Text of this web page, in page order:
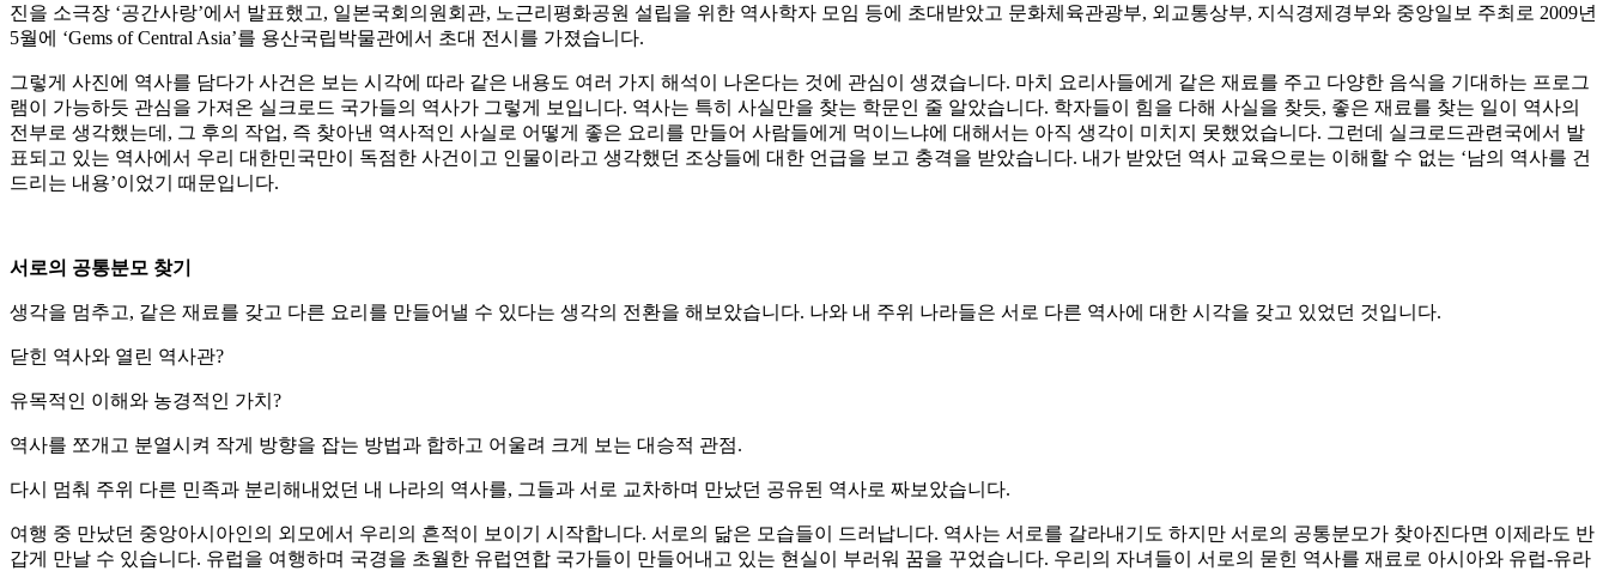
진을 소극장 ‘공간사랑’에서 발표했고, 일본국회의원회관, 노근리평화공원 설립을 위한 역사학자 모임 등에 초대받았고 문화체육관광부, 외교통상부, 지식경제경부와 중앙일보 주최로 2009년
5월에 ‘Gems of Central Asia’를 용산국립박물관에서 초대 전시를 가졌습니다.
그렇게 사진에 역사를 담다가 사건은 보는 시각에 따라 같은 내용도 여러 가지 해석이 나온다는 것에 관심이 생겼습니다. 마치 요리사들에게 같은 재료를 주고 다양한 음식을 기대하는 프로그
램이 가능하듯 관심을 가져온 실크로드 국가들의 역사가 그렇게 보입니다. 역사는 특히 사실만을 찾는 학문인 줄 알았습니다. 학자들이 힘을 다해 사실을 찾듯, 좋은 재료를 찾는 일이 역사의
전부로 생각했는데, 그 후의 작업, 즉 찾아낸 역사적인 사실로 어떻게 좋은 요리를 만들어 사람들에게 먹이느냐에 대해서는 아직 생각이 미치지 못했었습니다. 그런데 실크로드관련국에서 발
표되고 있는 역사에서 우리 대한민국만이 독점한 사건이고 인물이라고 생각했던 조상들에 대한 언급을 보고 충격을 받았습니다. 내가 받았던 역사 교육으로는 이해할 수 없는 ‘남의 역사를 건
드리는 내용’이었기 때문입니다.
서로의 공통분모 찾기
생각을 멈추고, 같은 재료를 갖고 다른 요리를 만들어낼 수 있다는 생각의 전환을 해보았습니다. 나와 내 주위 나라들은 서로 다른 역사에 대한 시각을 갖고 있었던 것입니다.
닫힌 역사와 열린 역사관?
유목적인 이해와 농경적인 가치?
역사를 쪼개고 분열시켜 작게 방향을 잡는 방법과 합하고 어울려 크게 보는 대승적 관점.
다시 멈춰 주위 다른 민족과 분리해내었던 내 나라의 역사를, 그들과 서로 교차하며 만났던 공유된 역사로 짜보았습니다.
여행 중 만났던 중앙아시아인의 외모에서 우리의 흔적이 보이기 시작합니다. 서로의 닮은 모습들이 드러납니다. 역사는 서로를 갈라내기도 하지만 서로의 공통분모가 찾아진다면 이제라도 반
갑게 만날 수 있습니다. 유럽을 여행하며 국경을 초월한 유럽연합 국가들이 만들어내고 있는 현실이 부러워 꿈을 꾸었습니다. 우리의 자녀들이 서로의 묻힌 역사를 재료로 아시아와 유럽-유라